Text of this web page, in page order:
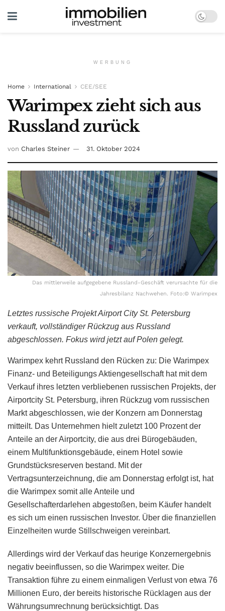
WERBUNG
Home International CEE/SEE
Warimpex zieht sich aus
Russland zurück
von Charles Steiner 31. Oktober 2024
Das mittlerweile aufgegebene Russland-Geschäft verursachte für die
Jahresbilanz Nachwehen. Foto:© Warimpex
Letztes russische Projekt Airport City St. Petersburg
verkauft, vollständiger Rückzug aus Russland
abgeschlossen. Fokus wird jetzt auf Polen gelegt.
Warimpex kehrt Russland den Rücken zu: Die Warimpex
Finanz- und Beteiligungs Aktiengesellschaft hat mit dem
Verkauf ihres letzten verbliebenen russischen Projekts, der
Airportcity St. Petersburg, ihren Rückzug vom russischen
Markt abgeschlossen, wie der Konzern am Donnerstag
mitteilt. Das Unternehmen hielt zuletzt 100 Prozent der
Anteile an der Airportcity, die aus drei Bürogebäuden,
einem Multifunktionsgebäude, einem Hotel sowie
Grundstücksreserven bestand. Mit der
Vertragsunterzeichnung, die am Donnerstag erfolgt ist, hat
die Warimpex somit alle Anteile und
Gesellschafterdarlehen abgestoßen, beim Käufer handelt
es sich um einen russischen Investor. Über die finanziellen
Einzelheiten wurde Stillschweigen vereinbart.
Allerdings wird der Verkauf das heurige Konzernergebnis
negativ beeinflussen, so die Warimpex weiter. Die
Transaktion führe zu einem einmaligen Verlust von etwa 76
Millionen Euro, der bereits historische Rücklagen aus der
Währungsumrechnung berücksichtigt. Das